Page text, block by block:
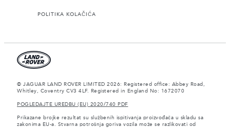
POLITIKA KOLAČIĆA
© JAGUAR LAND ROVER LIMITED 2026: Registered office: Abbey Road,
Whitley, Coventry CV3 4LF. Registered in England No: 1672070
POGLEDAJTE UREDBU (EU) 2020/740 PDF
Prikazane brojke rezultat su službenih ispitivanja proizvođača u skladu sa
zakonima EU-a. Stvarna potrošnja goriva vozila može se razlikovati od